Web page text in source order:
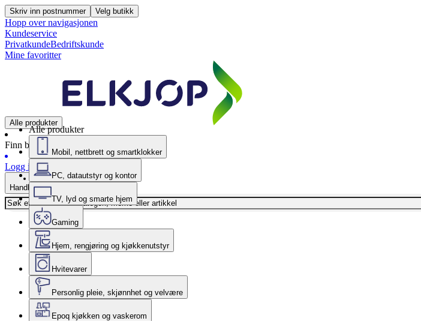
Skriv inn postnummer Velg butikk
Hopp over navigasjonen
Kundeservice
PrivatkundeBedriftskunde
Mine favoritter
Alle produkter
Finn butikk
Logg inn
Handlekurv
Alle produkter
Mobil, nettbrett og smartklokker
PC, datautstyr og kontor
TV, lyd og smarte hjem
Gaming
Hjem, rengjøring og kjøkkenutstyr
Hvitevarer
Personlig pleie, skjønnhet og velvære
Epoq kjøkken og vaskerom